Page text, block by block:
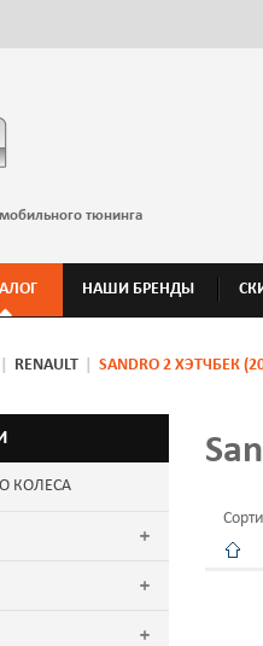
тюнинга
НАШИ БРЕНДЫ
RENAULT SANDRO 2 ХЭТЧБЕК
КОЛЕСА